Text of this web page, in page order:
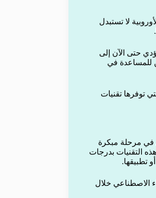
لا تستبدل
حتى الآن إلى
للمساعدة في
توفرها تقنيات
في مرحلة مبكرة
التقنيات بدرجات
تطبيقها.
الاصطناعي خلال